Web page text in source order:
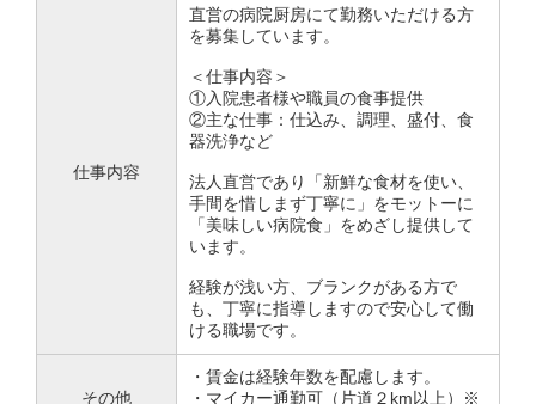
仕事内容
直営の病院厨房にて勤務いただける方
を募集しています。
＜仕事内容＞
①入院患者様や職員の食事提供
②主な仕事：仕込み、調理、盛付、食
器洗浄など
法人直営であり「新鮮な食材を使い、
手間を惜しまず丁寧に」をモットーに
「美味しい病院食」をめざし提供して
います。
経験が浅い方、ブランクがある方で
も、丁寧に指導しますので安心して働
ける職場です。
その他
・賃金は経験年数を配慮します。
・マイカー通勤可（片道２km以上）※